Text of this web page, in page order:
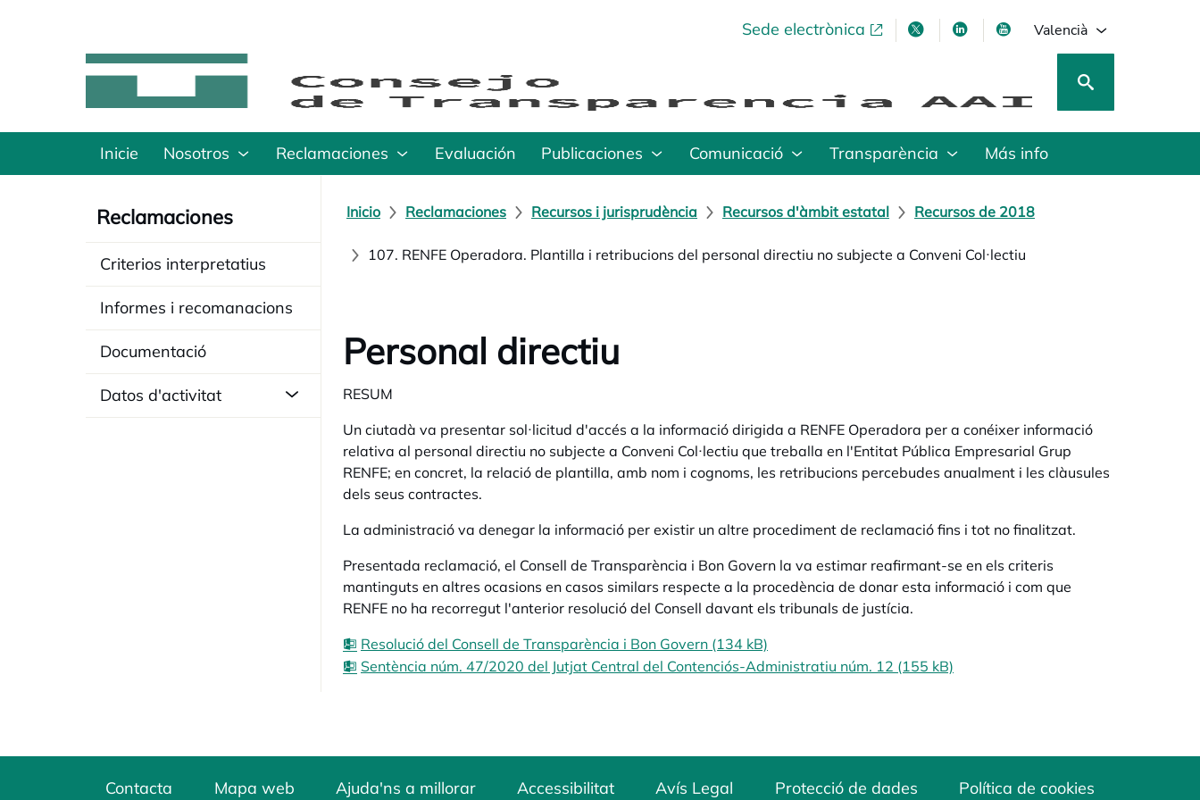
Sede electrònicaopens in a new tabopens in a new tab
opens in a new tab
opens in a new tab
Valencià
Inicie Nosotros Reclamaciones Evaluación Publicaciones Comunicació Transparència Más info
Reclamaciones
Criterios interpretatius
Informes i recomanacions
Documentació
Datos d'activitat
Inicio Reclamaciones Recursos i jurisprudència Recursos d'àmbit estatal Recursos de 2018
107. RENFE Operadora. Plantilla i retribucions del personal directiu no subjecte a Conveni Col·lectiu
Personal directiu
RESUM
Un ciutadà va presentar sol·licitud d'accés a la informació dirigida a RENFE Operadora per a conéixer informació
relativa al personal directiu no subjecte a Conveni Col·lectiu que treballa en l'Entitat Pública Empresarial Grup
RENFE; en concret, la relació de plantilla, amb nom i cognoms, les retribucions percebudes anualment i les clàusules
dels seus contractes.
La administració va denegar la informació per existir un altre procediment de reclamació fins i tot no finalitzat.
Presentada reclamació, el Consell de Transparència i Bon Govern la va estimar reafirmant-se en els criteris
mantinguts en altres ocasions en casos similars respecte a la procedència de donar esta informació i com que
RENFE no ha recorregut l'anterior resolució del Consell davant els tribunals de justícia.
Resolució del Consell de Transparència i Bon Govern (134 kB)
Sentència núm. 47/2020 del Jutjat Central del Contenciós-Administratiu núm. 12 (155 kB)
Contacta Mapa web Ajuda'ns a millorar Accessibilitat Avís Legal Protecció de dades Política de cookies